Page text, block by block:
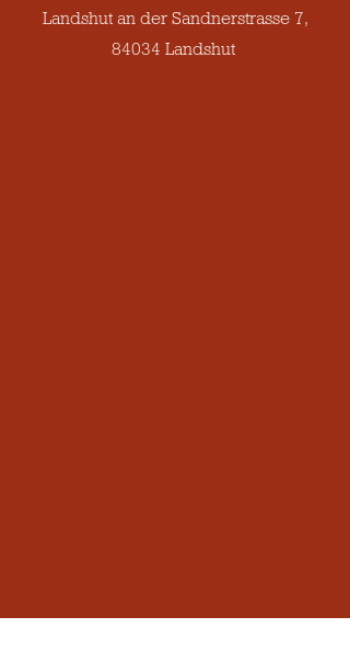
Landshut an der Sandnerstrasse 7,
84034 Landshut